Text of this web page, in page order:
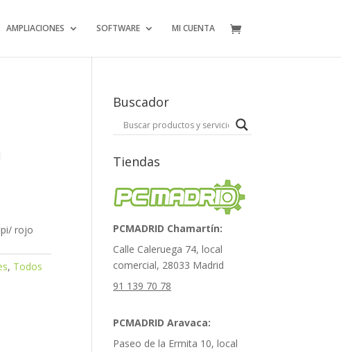
AMPLIACIONES SOFTWARE MI CUENTA
rojo
, Todos
Buscador
Tiendas
PCMADRID Chamartín:
Calle Caleruega 74, local
comercial, 28033 Madrid
91 139 70 78
PCMADRID Aravaca:
Paseo de la Ermita 10, local